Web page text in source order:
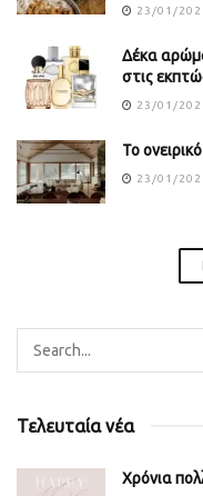
23/01/
Δέκα
στις
23/01/
Το
23/01/
Τελευταία νέα
Χρόνια